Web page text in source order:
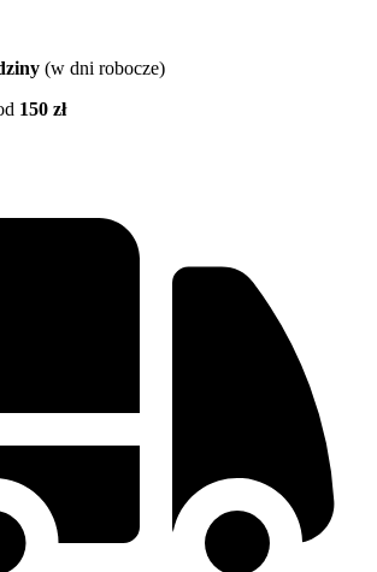
(w dni robocze)
150 zł